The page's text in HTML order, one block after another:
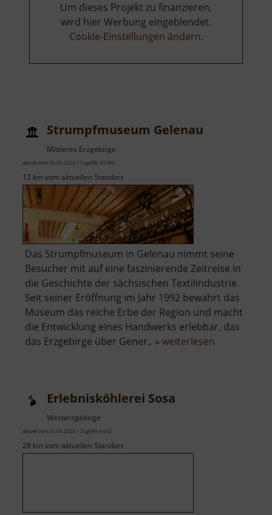
Um dieses Projekt zu finanzieren,
wird hier Werbung eingeblendet.
Cookie-Einstellungen ändern.
Strumpfmuseum Gelenau
Mittleres Erzgebirge
aktuell vom 30.05.2026 / Zugriffe: 39780
12 km vom aktuellen Standort
Das Strumpfmuseum in Gelenau nimmt seine
Besucher mit auf eine faszinierende Zeitreise in
die Geschichte der sächsischen Textilindustrie.
Seit seiner Eröffnung im Jahr 1992 bewahrt das
Museum das reiche Erbe der Region und macht
die Entwicklung eines Handwerks erlebbar, das
das Erzgebirge über Gener.. » weiterlesen
Erlebnisköhlerei Sosa
Westerzgebirge
aktuell vom 02.06.2026 / Zugriffe: 6432
28 km vom aktuellen Standort